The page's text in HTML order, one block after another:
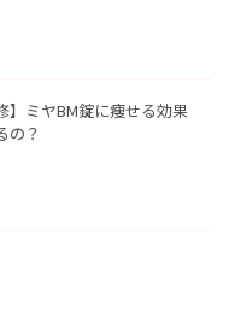
】ミヤBM錠に痩せる効果
の？